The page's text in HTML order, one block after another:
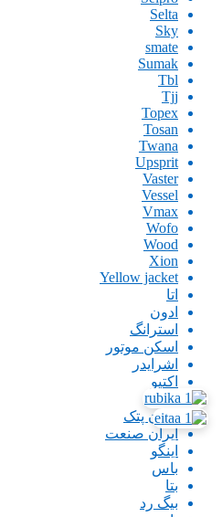
Selta
Sky
smate
Sumak
Tbl
Tjj
Topex
Tosan
Twana
Upsprit
Vaster
Vessel
Vmax
Wofo
Wood
Xion
Yellow jacket
اتا
ادون
استرانگ
اسکن موتور
اشرایدر
اکتیو
امگا
ایران پتک
ایران صنعت
اینگو
باس
بتا
بیگ رد